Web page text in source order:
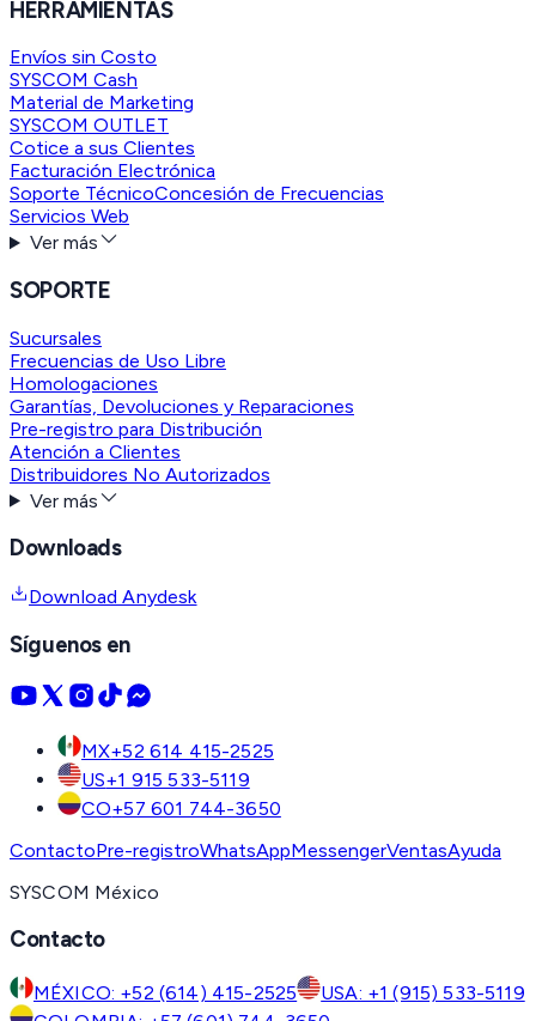
HERRAMIENTAS
Envíos sin Costo
SYSCOM Cash
Material de Marketing
SYSCOM OUTLET
Cotice a sus Clientes
Facturación Electrónica
Soporte TécnicoConcesión de Frecuencias
Servicios Web
Ver más
SOPORTE
Sucursales
Frecuencias de Uso Libre
Homologaciones
Garantías, Devoluciones y Reparaciones
Pre-registro para Distribución
Atención a Clientes
Distribuidores No Autorizados
Ver más
Downloads
Download Anydesk
Síguenos en
MX+52 614 415-2525
US+1 915 533-5119
CO+57 601 744-3650
ContactoPre-registroWhatsAppMessengerVentasAyuda
SYSCOM México
Contacto
MÉXICO: +52 (614) 415-2525
USA: +1 (915) 533-5119